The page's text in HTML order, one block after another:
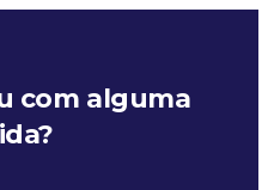
com alguma